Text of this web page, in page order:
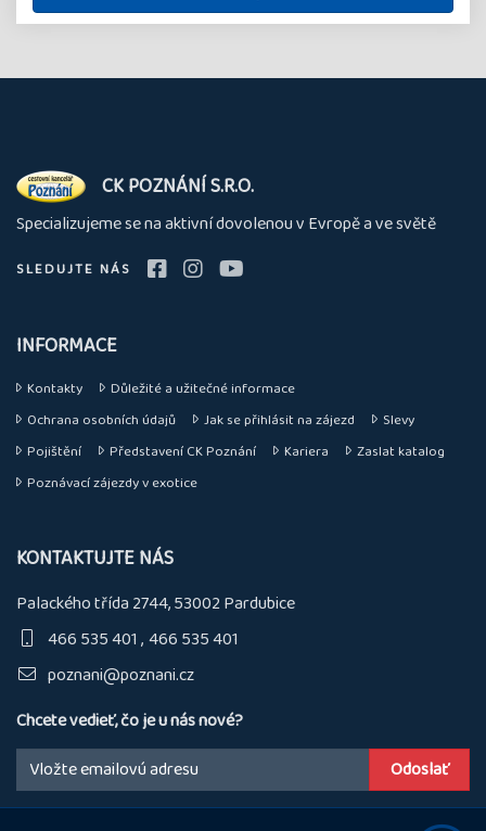
O
nás
CK POZNÁNÍ S.R.O.
Specializujeme se na aktivní dovolenou v Evropě a ve světě
SLEDUJTE NÁS
INFORMACE
Kontakty
Důležité a užitečné informace
Ochrana osobních údajů
Jak se přihlásit na zájezd
Slevy
Pojištění
Představení CK Poznání Kariera
Zaslat katalog
Poznávací zájezdy v exotice
KONTAKTUJTE NÁS
Palackého třída 2744, 53002 Pardubice
466 535 401 466 535 401
poznani@poznani.cz
Chcete vedieť, čo je u nás nové?
Email: